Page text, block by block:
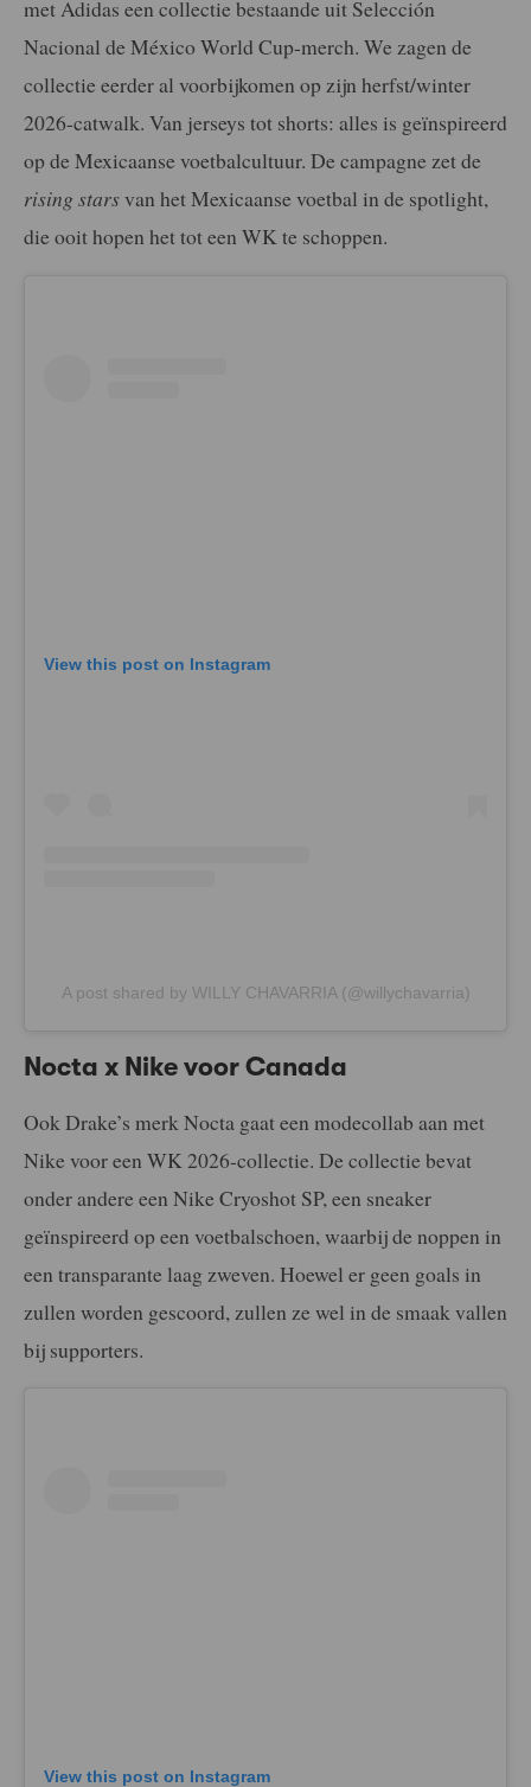
met Adidas een collectie bestaande uit Selección
Nacional de México World Cup-merch. We zagen de
collectie eerder al voorbijkomen op zijn herfst/winter
2026-catwalk. Van jerseys tot shorts: alles is geïnspireerd
op de Mexicaanse voetbalcultuur. De campagne zet de
rising starsvan het Mexicaanse voetbal in de spotlight,
die ooit hopen het tot een WK te schoppen.
View this post on Instagram
A post shared by WILLY CHAVARRIA (@willychavarria)
Nocta x Nike voor Canada
Ook Drake’s merk Nocta gaat een modecollab aan met
Nike voor een WK 2026-collectie. De collectie bevat
onder andere een Nike Cryoshot SP, een sneaker
geïnspireerd op een voetbalschoen, waarbij de noppen in
een transparante laag zweven. Hoewel er geen goals in
zullen worden gescoord, zullen ze wel in de smaak vallen
bij supporters.
View this post on Instagram